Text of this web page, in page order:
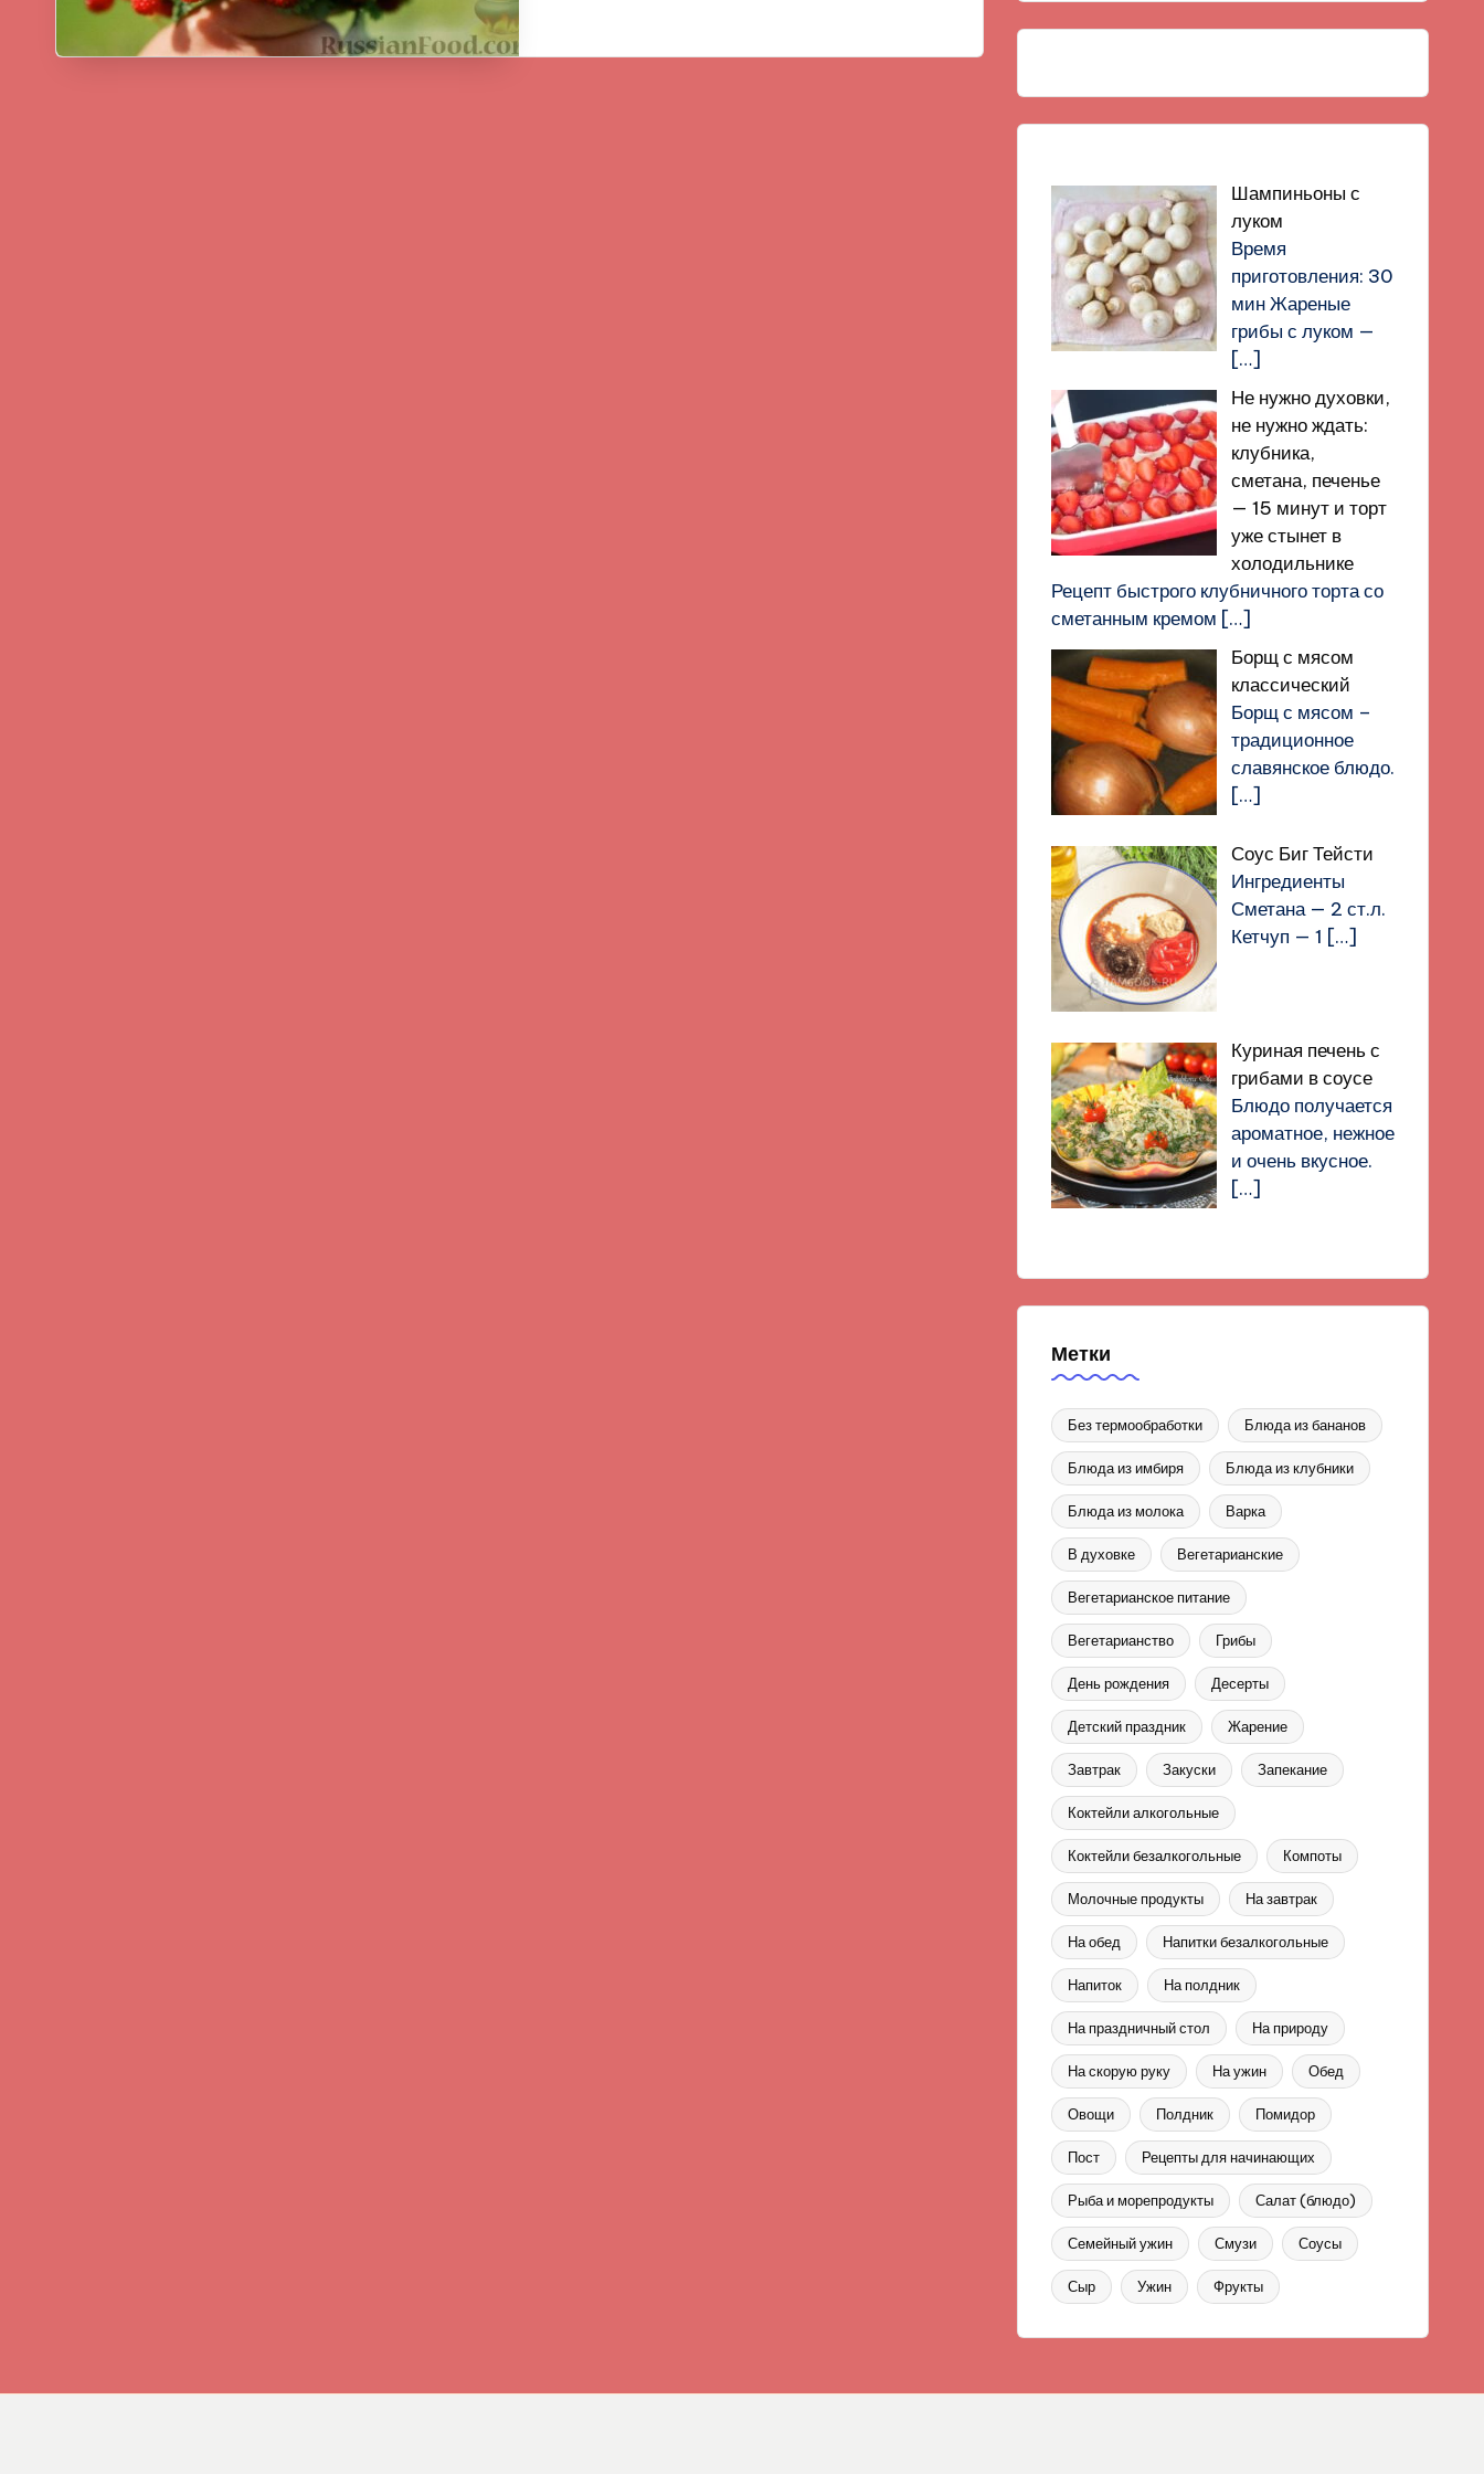
Шампиньоны с
луком
Время
приготовления: 30
мин Жареные
грибы с луком —
[…]
Не нужно духовки,
не нужно ждать:
клубника,
сметана, печенье
— 15 минут и торт
уже стынет в
холодильнике
Рецепт быстрого клубничного торта со
сметанным кремом […]
Борщ с мясом
классический
Борщ с мясом –
традиционное
славянское блюдо.
[…]
Соус Биг Тейсти
Ингредиенты
Сметана — 2 ст.л.
Кетчуп — 1 […]
Куриная печень с
грибами в соусе
Блюдо получается
ароматное, нежное
и очень вкусное.
[…]
Метки
Без термообработки Блюда из бананов
Блюда из имбиря Блюда из клубники
Блюда из молока Варка
В духовке Вегетарианские
Вегетарианское питание
Вегетарианство Грибы
День рождения Десерты
Детский праздник Жарение
Завтрак Закуски Запекание
Коктейли алкогольные
Коктейли безалкогольные Компоты
Молочные продукты На завтрак
На обед Напитки безалкогольные
Напиток На полдник
На праздничный стол На природу
На скорую руку На ужин Обед
Овощи Полдник Помидор
Пост Рецепты для начинающих
Рыба и морепродукты Салат (блюдо)
Семейный ужин Смузи Соусы
Сыр Ужин Фрукты